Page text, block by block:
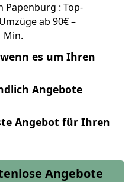
Papenburg : Top-
ab 90€ –
Min.
es um Ihren
Angebote
Angebot für Ihren
Angebote